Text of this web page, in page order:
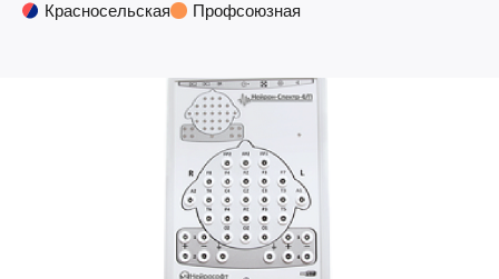
Красносельская Профсоюзная